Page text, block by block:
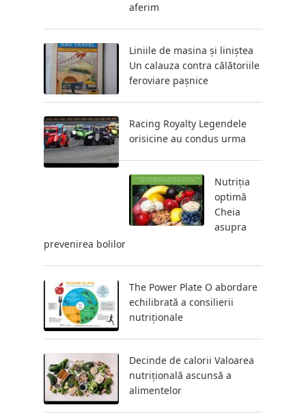
aferim
Liniile de masina și liniștea
Un calauza contra călătoriile
feroviare pașnice
Racing Royalty Legendele
orisicine au condus urma
Nutriția
optimă
Cheia
asupra
prevenirea bolilor
The Power Plate O abordare
echilibrată a consilierii
nutriționale
Decinde de calorii Valoarea
nutrițională ascunsă a
alimentelor